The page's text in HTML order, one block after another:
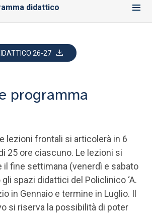
didattico
26-27
programma
lezioni frontali si articolerà in 6
25 ore ciascuno. Le lezioni si
il fine settimana (venerdì e sabato
spazi didattici del Policlinico ‘A.
in Gennaio e termine in Luglio. Il
si riserva la possibilità di poter